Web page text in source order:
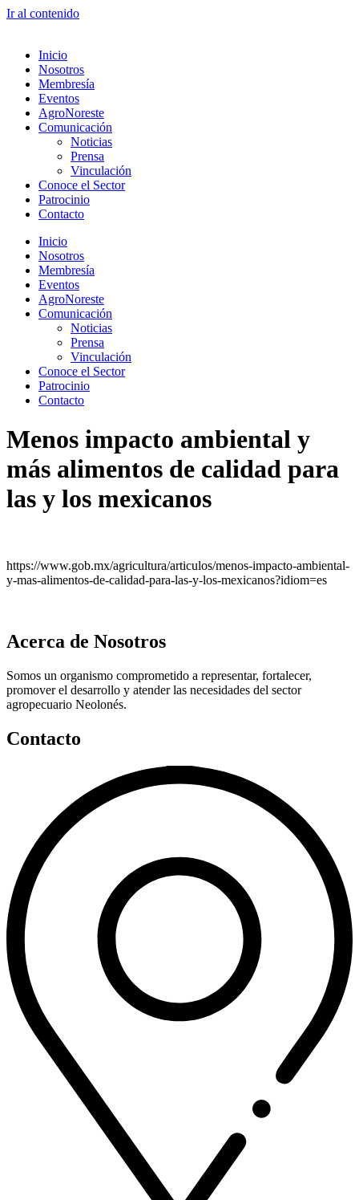
Ir al contenido
Inicio
Nosotros
Membresía
Eventos
AgroNoreste
Comunicación
Noticias
Prensa
Vinculación
Conoce el Sector
Patrocinio
Contacto
Inicio
Nosotros
Membresía
Eventos
AgroNoreste
Comunicación
Noticias
Prensa
Vinculación
Conoce el Sector
Patrocinio
Contacto
Menos impacto ambiental y
más alimentos de calidad para
las y los mexicanos
https://www.gob.mx/agricultura/articulos/menos-impacto-ambiental-
y-mas-alimentos-de-calidad-para-las-y-los-mexicanos?idiom=es
Acerca de Nosotros
Somos un organismo comprometido a representar, fortalecer,
promover el desarrollo y atender las necesidades del sector
agropecuario Neolonés.
Contacto